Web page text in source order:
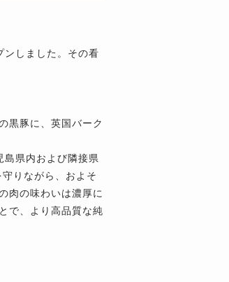
ンしました。その看
黒豚に、英国バーク
県内および隣接県
りながら、およそ
肉の味わいは濃厚に
で、より高品質な純